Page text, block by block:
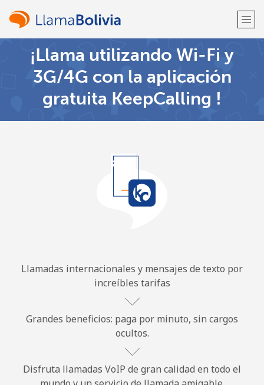
¡Bienvenido!
¿Ya tienes una cuenta?Inicia sesión →
o
No se ha creado una contraseña
Mínimo 8 caracteres
¡Llama utilizando Wi-Fi y
3G/4G con la aplicación
gratuita KeepCalling !
Llamadas internacionales y mensajes de texto por
increíbles tarifas
Grandes beneficios: paga por minuto, sin cargos
ocultos.
Disfruta llamadas VoIP de gran calidad en todo el